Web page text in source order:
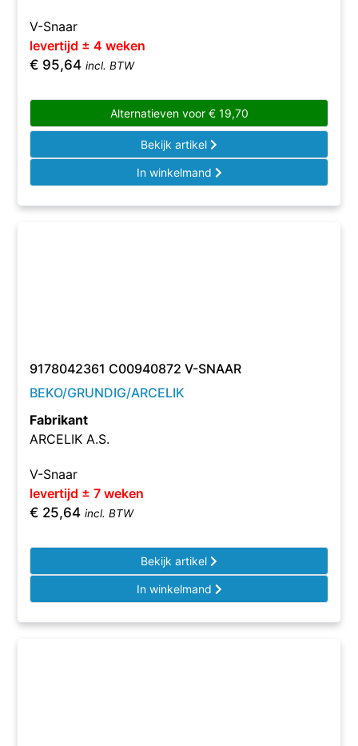
V-Snaar
levertijd ± 4 weken
€ 95,64 incl. BTW
Alternatieven voor €19,70
Bekijk artikel
In winkelmand
9178042361 C00940872 V-SNAAR
BEKO/GRUNDIG/ARCELIK
Fabrikant
ARCELIK A.S.
V-Snaar
levertijd ± 7 weken
€ 25,64 incl. BTW
Bekijk artikel
In winkelmand